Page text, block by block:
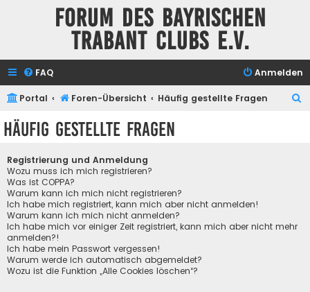
Forum des Bayrischen
Trabant Clubs e.V.
FAQ Anmelden
Portal Foren-Übersicht Häufig gestellte Fragen
Häufig gestellte Fragen
Registrierung und Anmeldung
Wozu muss ich mich registrieren?
Was ist COPPA?
Warum kann ich mich nicht registrieren?
Ich habe mich registriert, kann mich aber nicht anmelden!
Warum kann ich mich nicht anmelden?
Ich habe mich vor einiger Zeit registriert, kann mich aber nicht mehr
anmelden?!
Ich habe mein Passwort vergessen!
Warum werde ich automatisch abgemeldet?
Wozu ist die Funktion „Alle Cookies löschen“?